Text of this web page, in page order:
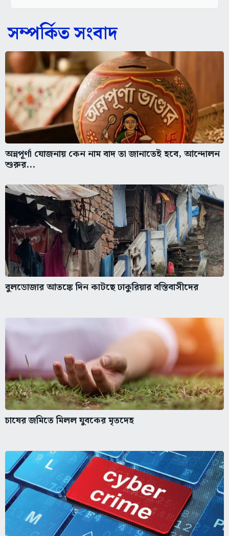
সম্পর্কিত সংবাদ
অন্নপূর্ণা যোজনায় কেন নাম বাদ তা জানাতেই হবে, আন্দোলন
শুরুর...
বুলডোজার আতঙ্কে দিন কাটছে ঢাকুরিয়ার বস্তিবাসীদের
চাষের জমিতে মিলল যুবকের মৃতদেহ